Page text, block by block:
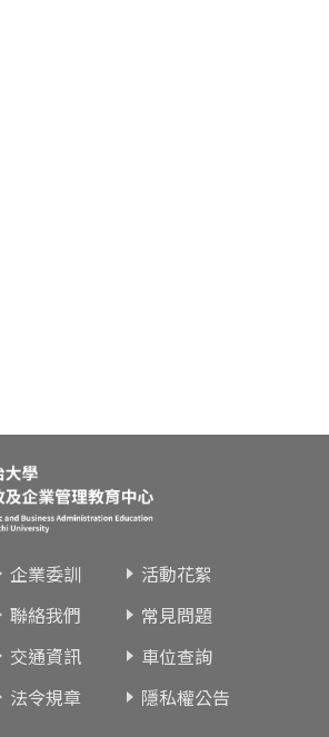
企業委訓
活動花絮
聯絡我們
常見問題
交通資訊
車位查詢
法令規章
隱私權公告